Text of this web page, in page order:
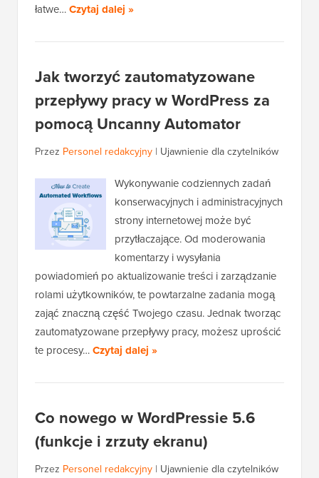
łatwe…Czytaj dalej »
Jak tworzyć zautomatyzowane
przepływy pracy w WordPress za
pomocą Uncanny Automator
Przez Personel redakcyjny | Ujawnienie dla czytelników
Wykonywanie codziennych zadań
konserwacyjnych i administracyjnych
strony internetowej może być
przytłaczające. Od moderowania
komentarzy i wysyłania
powiadomień po aktualizowanie treści i zarządzanie
rolami użytkowników, te powtarzalne zadania mogą
zająć znaczną część Twojego czasu. Jednak tworząc
zautomatyzowane przepływy pracy, możesz uprościć
te procesy…Czytaj dalej »
Co nowego w WordPressie 5.6
(funkcje i zrzuty ekranu)
Przez Personel redakcyjny | Ujawnienie dla czytelników